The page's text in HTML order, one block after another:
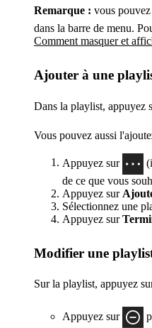
Remarque : vous
dans la barre de menu.
Comment masquer et
Ajouter à une
Dans la playlist, appuyez
Vous pouvez aussi
Appuyez sur
de ce que vous
Appuyez sur
Sélectionnez une
Appuyez sur
Modifier une
Sur la playlist, appuyez
Appuyez sur